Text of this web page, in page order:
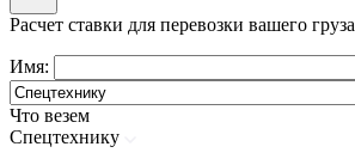
Расчет ставки для перевозки вашего груза
Имя:
Что везем
Спецтехнику